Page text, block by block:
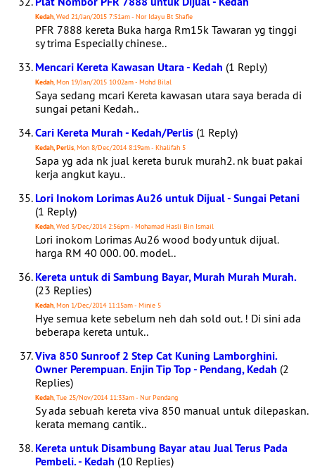
Kedah, Wed 21/Jan/2015 7:51am - Nor Idayu Bt Shafie
PFR 7888 kereta Buka harga Rm15k Tawaran yg tinggi
sy trima Especially chinese..
Mencari Kereta Kawasan Utara - Kedah (1 Reply)
Kedah, Mon 19/Jan/2015 10:02am - Mohd Bilal
Saya sedang mcari Kereta kawasan utara saya berada di
sungai petani Kedah..
Cari Kereta Murah - Kedah/Perlis (1 Reply)
Kedah, Perlis, Mon 8/Dec/2014 8:19am - Khalifah 5
Sapa yg ada nk jual kereta buruk murah2. nk buat pakai
kerja angkut kayu..
Lori Inokom Lorimas Au26 untuk Dijual - Sungai Petani
(1 Reply)
Kedah, Wed 3/Dec/2014 2:56pm - Mohamad Hasli Bin Ismail
Lori inokom Lorimas Au26 wood body untuk dijual.
harga RM 40 000. 00. model..
Kereta untuk di Sambung Bayar, Murah Murah Murah.
(23 Replies)
Kedah, Mon 1/Dec/2014 11:15am - Minie 5
Hye semua kete sebelum neh dah sold out. ! Di sini ada
beberapa kereta untuk..
Viva 850 Sunroof 2 Step Cat Kuning Lamborghini.
Owner Perempuan. Enjin Tip Top - Pendang, Kedah (2
Replies)
Kedah, Tue 25/Nov/2014 11:33am - Nur Pendang
Sy ada sebuah kereta viva 850 manual untuk dilepaskan.
kerata memang cantik..
Kereta untuk Disambung Bayar atau Jual Terus Pada
Pembeli. - Kedah (10 Replies)